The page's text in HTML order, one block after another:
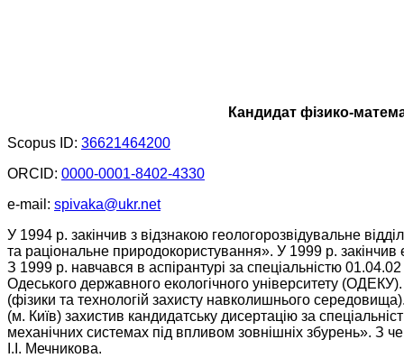
Кандидат фізико-
Scopus ID: 36621464200
ORCID: 0000-0001-8402-4330
e-mail: spivaka@ukr.net
У 1994 р. закінчив з відзнакою геологорозвідувальне
та раціональне природокористування». У 1999 р. закінчив
З 1999 р. навчався в аспірантурі за спеціальністю
Одеського державного екологічного університету
(фізики та технологій захисту навколишнього
(м. Київ) захистив кандидатську дисертацію за
механічних системах під впливом зовнішніх збурень». З
І.І. Мечникова.